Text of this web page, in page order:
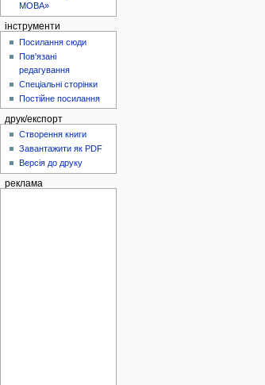
МОВА»
інструменти
Посилання сюди
Пов'язані
редагування
Спеціальні сторінки
Постійне посилання
друк/експорт
Створення книги
Завантажити як PDF
Версія до друку
реклама